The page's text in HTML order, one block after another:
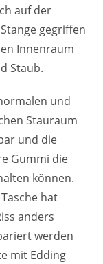
auf der
gegriffen
Innenraum
Staub.
und
Stauraum
und die
Gummi die
können.
hat
anders
werden
mit Edding